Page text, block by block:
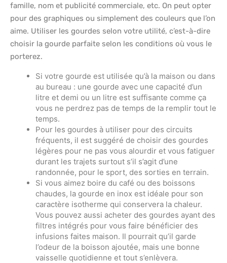
famille, nom et publicité commerciale, etc. On peut opter
pour des graphiques ou simplement des couleurs que l’on
aime. Utiliser les gourdes selon votre utilité, c’est-à-dire
choisir la gourde parfaite selon les conditions où vous le
porterez.
Si votre gourde est utilisée qu’à la maison ou dans
au bureau : une gourde avec une capacité d’un
litre et demi ou un litre est suffisante comme ça
vous ne perdrez pas de temps de la remplir tout le
temps.
Pour les gourdes à utiliser pour des circuits
fréquents, il est suggéré de choisir des gourdes
légères pour ne pas vous alourdir et vous fatiguer
durant les trajets surtout s’il s’agit d’une
randonnée, pour le sport, des sorties en terrain.
Si vous aimez boire du café ou des boissons
chaudes, la gourde en inox est idéale pour son
caractère isotherme qui conservera la chaleur.
Vous pouvez aussi acheter des gourdes ayant des
filtres intégrés pour vous faire bénéficier des
infusions faites maison. Il pourrait qu’il garde
l’odeur de la boisson ajoutée, mais une bonne
vaisselle quotidienne et tout s’enlèvera.